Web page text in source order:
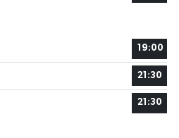
19:00
21:30
21:30